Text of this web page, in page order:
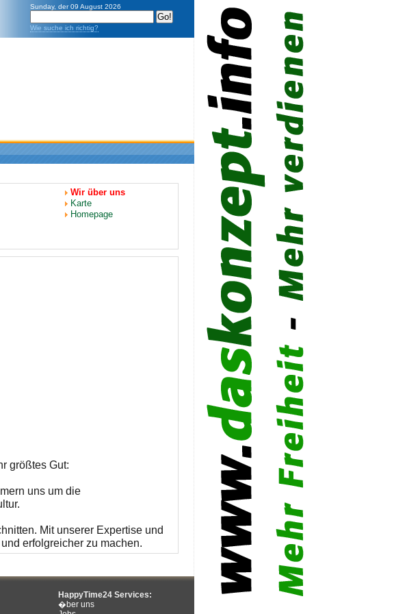
Sunday, der 09 August 2026
Wie suche ich richtig?
Wir über uns
Karte
Homepage
größtes Gut:
uns um die
Mit unserer Expertise und
erfolgreicher zu machen.
HappyTime24 Services:
�ber uns